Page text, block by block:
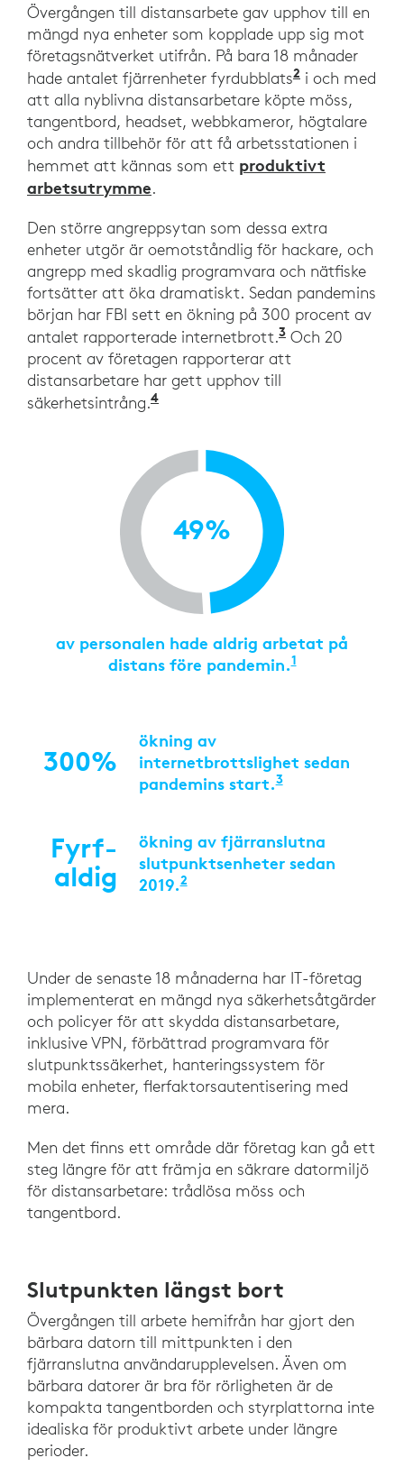
Övergången till distansarbete gav upphov till en
mängd nya enheter som kopplade upp sig mot
företagsnätverket utifrån. På bara 18 månader
hade antalet fjärrenheter fyrdubblats2 ”What’s
i och med
att alla nyblivna distansarbetare köpte möss,
tangentbord, headset, webbkameror, högtalare
och andra tillbehör för att få arbetsstationen i
hemmet att kännas som ett produktivt
arbetsutrymme.
Den större angreppsytan som dessa extra
enheter utgör är oemotståndlig för hackare, och
angrepp med skadlig programvara och nätfiske
fortsätter att öka dramatiskt. Sedan pandemins
början har FBI sett en ökning på 300 procent av
antalet rapporterade internetbrott.3 ”COVID-19
Och 20
procent av företagen rapporterar att
distansarbetare har gett upphov till
säkerhetsintrång.4
49%
av personalen hade aldrig arbetat på
distans före pandemin.1”Increasing
300%
ökning av
internetbrottslighet sedan
pandemins start.3”COVID-19
Fyrf­
aldig
ökning av fjärranslutna
slutpunktsenheter sedan
2019.2“What’s next for remote
Under de senaste 18 månaderna har IT-företag
implementerat en mängd nya säkerhetsåtgärder
och policyer för att skydda distansarbetare,
inklusive VPN, förbättrad programvara för
slutpunktssäkerhet, hanteringssystem för
mobila enheter, flerfaktorsautentisering med
mera.
Men det finns ett område där företag kan gå ett
steg längre för att främja en säkrare datormiljö
för distansarbetare: trådlösa möss och
tangentbord.
Slutpunkten längst bort
Övergången till arbete hemifrån har gjort den
bärbara datorn till mittpunkten i den
fjärranslutna användarupplevelsen. Även om
bärbara datorer är bra för rörligheten är de
kompakta tangentborden och styrplattorna inte
idealiska för produktivt arbete under längre
perioder.